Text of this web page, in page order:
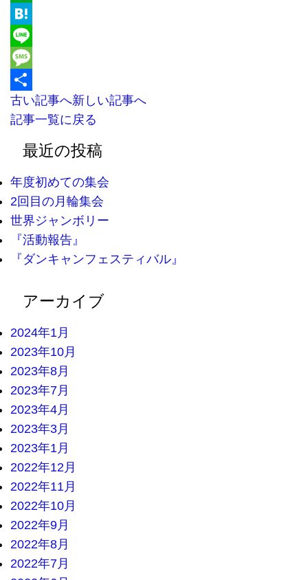
Evernote
Hatena
Line
Message
共
有
古い記事へ新しい記事へ
記事一覧に戻る
最近の投稿
年度初めての集会
2回目の月輪集会
世界ジャンボリー
『活動報告』
『ダンキャンフェスティバル』
アーカイブ
2024年1月
2023年10月
2023年8月
2023年7月
2023年4月
2023年3月
2023年1月
2022年12月
2022年11月
2022年10月
2022年9月
2022年8月
2022年7月